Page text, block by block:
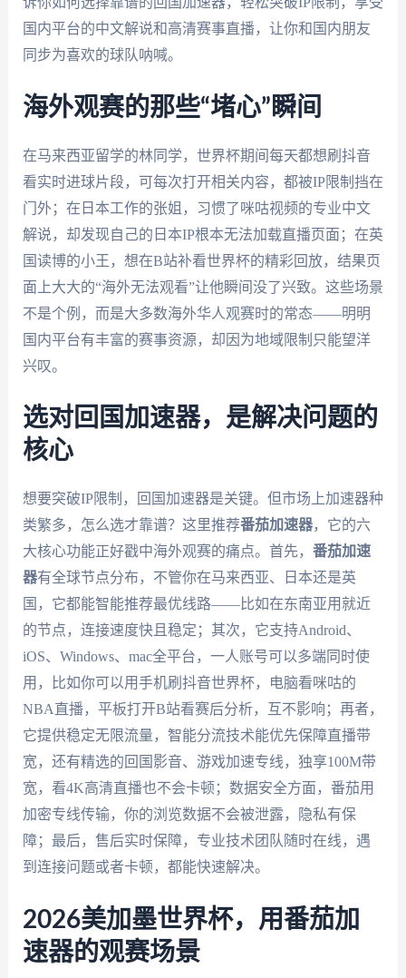
国内平台的中文解说和高清赛事直播，让你和国内朋友
同步为喜欢的球队呐喊。
海外观赛的那些“堵心”瞬间
在马来西亚留学的林同学，世界杯期间每天都想刷抖音
看实时进球片段，可每次打开相关内容，都被IP限制挡在
门外；在日本工作的张姐，习惯了咪咕视频的专业中文
解说，却发现自己的日本IP根本无法加载直播页面；在英
国读博的小王，想在B站补看世界杯的精彩回放，结果页
面上大大的“海外无法观看”让他瞬间没了兴致。这些场景
不是个例，而是大多数海外华人观赛时的常态——明明
国内平台有丰富的赛事资源，却因为地域限制只能望洋
兴叹。
选对回国加速器，是解决问题的
核心
想要突破IP限制，回国加速器是关键。但市场上加速器种
类繁多，怎么选才靠谱？这里推荐番茄加速器，它的六
大核心功能正好戳中海外观赛的痛点。首先， 番茄加速
器有全球节点分布，不管你在马来西亚、日本还是英
国，它都能智能推荐最优线路——比如在东南亚用就近
的节点，连接速度快且稳定；其次，它支持Android、
iOS、Windows、mac全平台，一人账号可以多端同时使
用，比如你可以用手机刷抖音世界杯，电脑看咪咕的
NBA直播，平板打开B站看赛后分析，互不影响；再者，
它提供稳定无限流量，智能分流技术能优先保障直播带
宽，还有精选的回国影音、游戏加速专线，独享100M带
宽，看4K高清直播也不会卡顿；数据安全方面，番茄用
加密专线传输，你的浏览数据不会被泄露，隐私有保
障；最后，售后实时保障，专业技术团队随时在线，遇
到连接问题或者卡顿，都能快速解决。
2026美加墨世界杯，用番茄加
速器的观赛场景